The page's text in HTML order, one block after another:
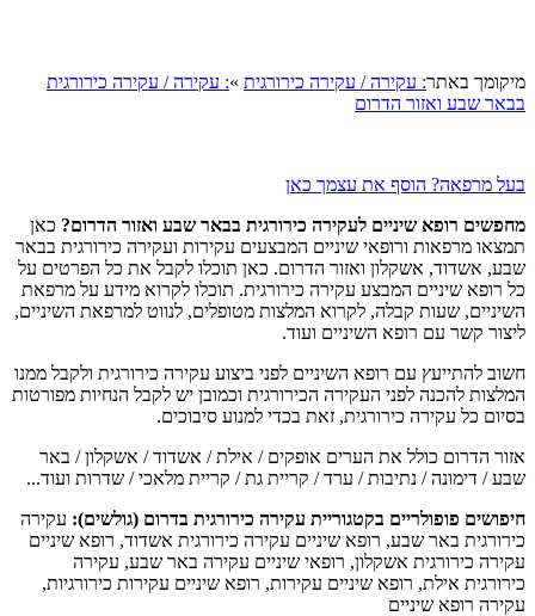
באתר: עקירה / עקירה כירורגית»: עקירה / עקירה כירורגית
שבע ואזור הדרום
מרפאה? הוסף את עצמך כאן
רופא שיניים לעקירה כירורגית בבאר שבע ואזור הדרום?כאן
מרפאות ורופאי שיניים המבצעים עקירות ועקירה כירורגית בבאר
אשדוד, אשקלון ואזור הדרום. כאן תוכלו לקבל את כל הפרטים על
רופא שיניים המבצע עקירה כירורגית. תוכלו לקרוא מידע על מרפאת
שעות קבלה, לקרוא המלצות מטופלים, לנווט למרפאת השיניים,
קשר עם רופא השיניים ועוד.
להתייעץ עם רופא השיניים לפני ביצוע עקירה כירורגית ולקבל ממנו
להכנה לפני העקירה הכירורגית וכמובן יש לקבל הנחיות מפורטות
כל עקירה כירורגית, זאת בכדי למנוע סיבוכים.
הדרום כולל את הערים אופקים / אילת / אשדוד / אשקלון / באר
/ דימונה / נתיבות / ערד / קריית גת / קריית מלאכי / שדרות ועוד...
פופולריים בקטגוריית עקירה כירורגית בדרום (גולשים):עקירה
באר שבע, רופא שיניים עקירה כירורגית אשדוד, רופא שיניים
כירורגית אשקלון, רופאי שיניים עקירה באר שבע, עקירה
אילת, רופא שיניים עקירות, רופא שיניים עקירות כירורגיות,
רופא שיניים